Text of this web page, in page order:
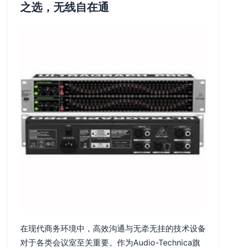
之选，无线自在通
在现代商务环境中，高效沟通与无牵无挂的技术设备
对于各类会议室至关重要。作为Audio-Technica旗